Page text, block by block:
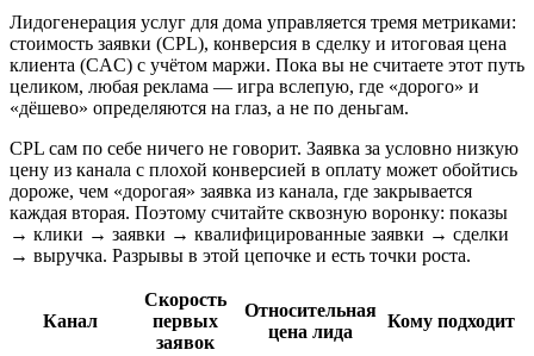
Лидогенерация услуг для дома управляется тремя метриками:
стоимость заявки (CPL), конверсия в сделку и итоговая цена
клиента (CAC) с учётом маржи. Пока вы не считаете этот путь
целиком, любая реклама — игра вслепую, где «дорого» и
«дёшево» определяются на глаз, а не по деньгам.
CPL сам по себе ничего не говорит. Заявка за условно низкую
цену из канала с плохой конверсией в оплату может обойтись
дороже, чем «дорогая» заявка из канала, где закрывается
каждая вторая. Поэтому считайте сквозную воронку: показы
→ клики → заявки → квалифицированные заявки → сделки
→ выручка. Разрывы в этой цепочке и есть точки роста.
Канал
Скорость
первых
заявок
Относительная
цена лида
Кому подходит